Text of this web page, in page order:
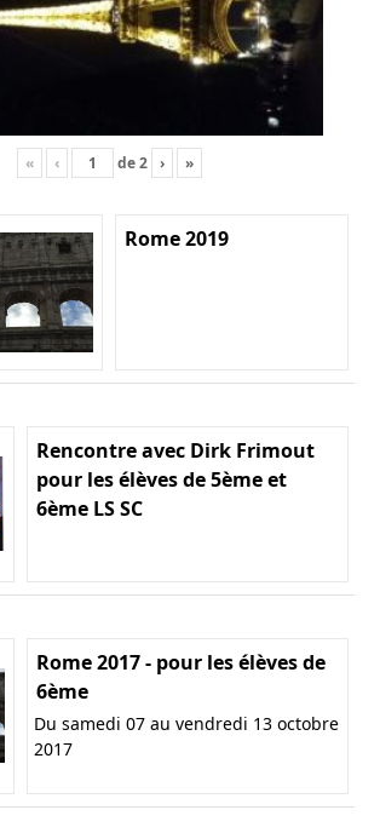
« ‹ de2 › »
Rome 2019
Rencontre avec Dirk Frimout
pour les élèves de 5ème et
6ème LS SC
Rome 2017 - pour les élèves de
6ème
Du samedi 07 au vendredi 13 octobre
2017